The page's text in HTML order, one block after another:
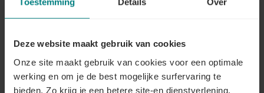
Deze website maakt gebruik van cookies
Onze site maakt gebruik van cookies voor een optimale
werking en om je de best mogelijke surfervaring te
bieden. Zo krijg je een betere site-en dienstverlening,
Nog belangrijker is het om regelmatig te bewegen en
zitten af te wisselen met rechtstaan.